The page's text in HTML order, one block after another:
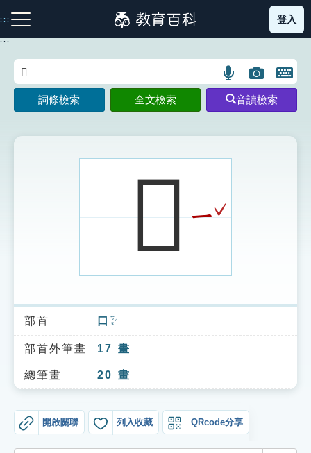
到
主
:::
注音索引圖示 筆畫索引圖示 部首索引表圖示
索引選單
知識索引
單字索引
登入
:::
語
言
搜
示
圖
片
搜
開
鍵
圖
詞條檢索 全文檢索 音讀檢索
𡄘ㄧ ˇ
部首 口 ㄎㄡˇ
部首外筆畫 17 畫
總筆畫 20 畫
開啟關聯 列入收藏 QRcode分享